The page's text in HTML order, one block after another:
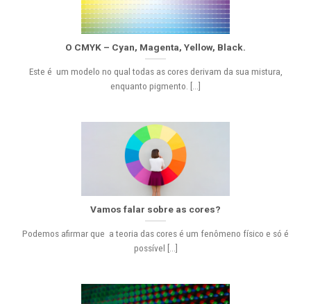
O CMYK – Cyan, Magenta, Yellow, Black.
Este é um modelo no qual todas as cores derivam da sua mistura,
enquanto pigmento. [...]
Vamos falar sobre as cores?
Podemos afirmar que a teoria das cores é um fenômeno físico e só é
possível [...]